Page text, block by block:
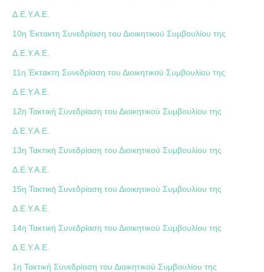
Δ.Ε.Υ.Α.Ε.
10η Έκτακτη Συνεδρίαση του Διοικητικού Συμβουλίου της
Δ.Ε.Υ.Α.Ε.
11η Έκτακτη Συνεδρίαση του Διοικητικού Συμβουλίου της
Δ.Ε.Υ.Α.Ε.
12η Τακτική Συνεδρίαση του Διοικητικού Συμβουλίου της
Δ.Ε.Υ.Α.Ε.
13η Τακτική Συνεδρίαση του Διοικητικού Συμβουλίου της
Δ.Ε.Υ.Α.Ε.
15η Τακτική Συνεδρίαση του Διοικητικού Συμβουλίου της
Δ.Ε.Υ.Α.Ε.
14η Τακτική Συνεδρίαση του Διοικητικού Συμβουλίου της
Δ.Ε.Υ.Α.Ε.
1η Τακτική Συνεδρίαση του Διοικητικού Συμβουλίου της